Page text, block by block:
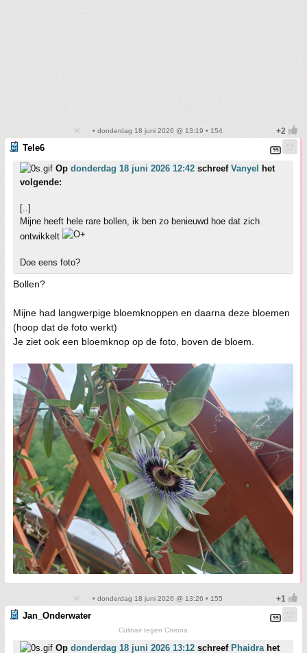
• donderdag 18 juni 2026 @ 13:19 • 154
Tele6
Op donderdag 18 juni 2026 12:42 schreef Vanyel
het
volgende:
[..]
Mijne heeft hele rare bollen, ik ben zo benieuwd hoe dat zich
ontwikkelt
Doe eens foto?
Bollen?
Mijne had langwerpige bloemknoppen en daarna deze bloemen
(hoop dat de foto werkt)
Je ziet ook een bloemknop op de foto, boven de bloem.
• donderdag 18 juni 2026 @ 13:26 • 155
Jan_Onderwater
Culinair tegen Corona
Op donderdag 18 juni 2026 13:12 schreef Phaidra het